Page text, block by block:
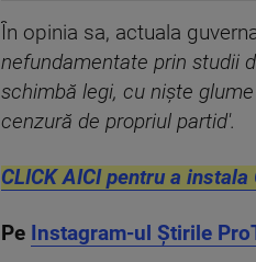
În opinia sa, actuala
nefundamentate prin studii
schimbă legi, cu nişte
cenzură de propriul partid'.
CLICK AICI pentru a
Pe Instagram-ul Știrile